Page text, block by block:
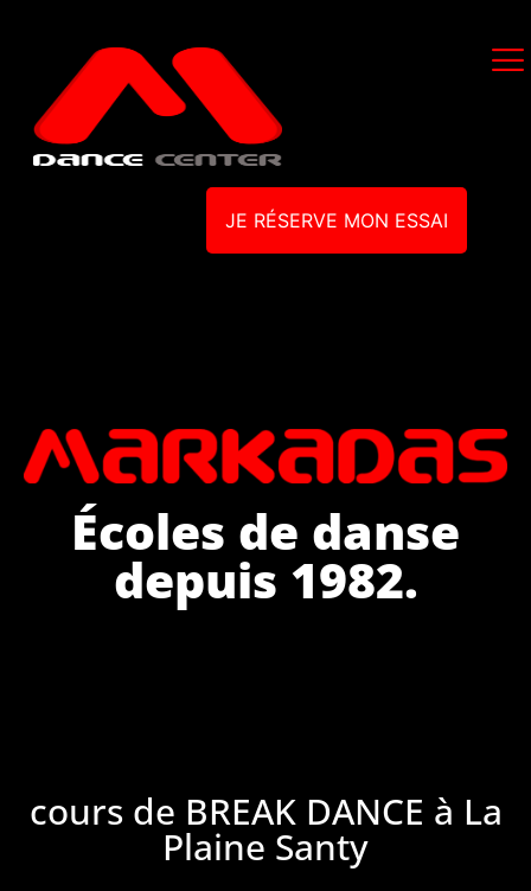
JE RÉSERVE MON ESSAI
Écoles de danse
depuis 1982.
cours de BREAK DANCE à La
Plaine Santy